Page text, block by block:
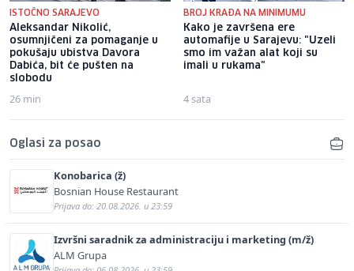
ISTOČNO SARAJEVO
Aleksandar Nikolić,
osumnjičeni za pomaganje u
pokušaju ubistva Davora
Dabića, bit će pušten na
slobodu
26 min
BROJ KRAĐA NA MINIMUMU
Kako je završena ere
automafije u Sarajevu: "Uzeli
smo im važan alat koji su
imali u rukama"
4 sata
Oglasi za posao
Konobarica (ž)
Bosnian House Restaurant
Prijava do: 20.08.2026. u 23:59
Izvršni saradnik za administraciju i marketing (m/ž)
ALM Grupa